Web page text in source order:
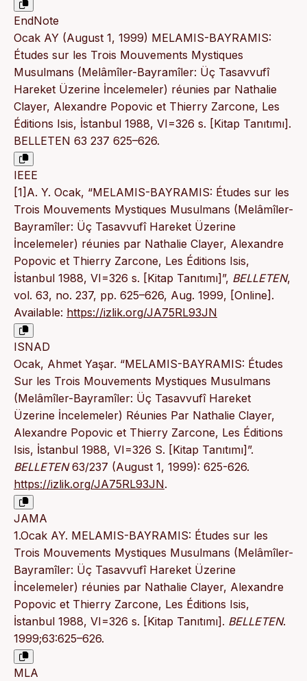
EndNote
Ocak AY (August 1, 1999) MELAMIS-BAYRAMIS:
Études sur les Trois Mouvements Mystiques
Musulmans (Melâmîler-Bayramîler: Üç Tasavvufî
Hareket Üzerine İncelemeler) réunies par Nathalie
Clayer, Alexandre Popovic et Thierry Zarcone, Les
Éditions Isis, İstanbul 1988, VI=326 s. [Kitap Tanıtımı].
BELLETEN 63 237 625–626.
IEEE
[1]A. Y. Ocak, “MELAMIS-BAYRAMIS: Études sur les
Trois Mouvements Mystiques Musulmans (Melâmîler-
Bayramîler: Üç Tasavvufî Hareket Üzerine
İncelemeler) réunies par Nathalie Clayer, Alexandre
Popovic et Thierry Zarcone, Les Éditions Isis,
İstanbul 1988, VI=326 s. [Kitap Tanıtımı]”, BELLETEN,
vol. 63, no. 237, pp. 625–626, Aug. 1999, [Online].
Available: https://izlik.org/JA75RL93JN
ISNAD
Ocak, Ahmet Yaşar. “MELAMIS-BAYRAMIS: Études
Sur les Trois Mouvements Mystiques Musulmans
(Melâmîler-Bayramîler: Üç Tasavvufî Hareket
Üzerine İncelemeler) Réunies Par Nathalie Clayer,
Alexandre Popovic et Thierry Zarcone, Les Éditions
Isis, İstanbul 1988, VI=326 S. [Kitap Tanıtımı]”.
BELLETEN63/237 (August 1, 1999): 625-626.
https://izlik.org/JA75RL93JN.
JAMA
1.Ocak AY. MELAMIS-BAYRAMIS: Études sur les
Trois Mouvements Mystiques Musulmans (Melâmîler-
Bayramîler: Üç Tasavvufî Hareket Üzerine
İncelemeler) réunies par Nathalie Clayer, Alexandre
Popovic et Thierry Zarcone, Les Éditions Isis,
İstanbul 1988, VI=326 s. [Kitap Tanıtımı]. BELLETEN.
1999;63:625–626.
MLA